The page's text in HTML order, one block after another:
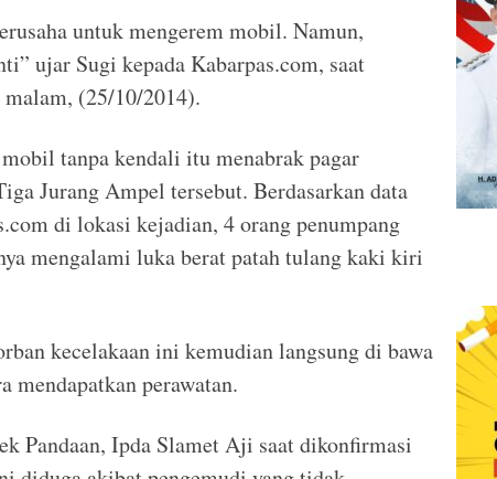
untuk mengerem mobil. Namun,
ujar Sugi kepada Kabarpas.com, saat
(25/10/2014).
tanpa kendali itu menabrak pagar
Jurang Ampel tersebut. Berdasarkan data
di lokasi kejadian, 4 orang penumpang
mengalami luka berat patah tulang kaki kiri
kecelakaan ini kemudian langsung di bawa
mendapatkan perawatan.
Pandaan, Ipda Slamet Aji saat dikonfirmasi